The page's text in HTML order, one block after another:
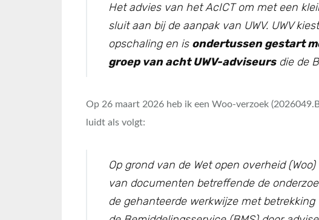
Het advies van het AcICT om met een
sluit aan bij de aanpak van UWV. UWV
opschaling en is ondertussen gestart
groep van acht UWV-adviseursdie de
Op 26 maart 2026 heb ik een Woo-verzoek
luidt als volgt:
Op grond van de Wet open overheid
van documenten betreffende de
de gehanteerde werkwijze met